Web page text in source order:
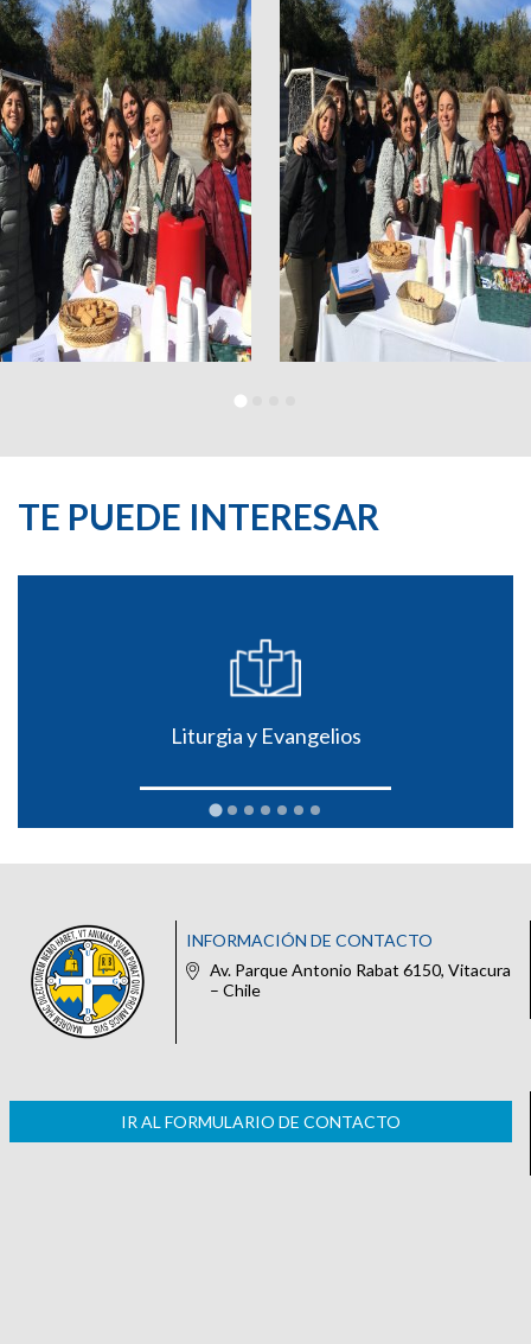
TE PUEDE INTERESAR
Liturgia y Evangelios
INFORMACIÓN DE CONTACTO
Av. Parque Antonio Rabat 6150, Vitacura
– Chile
IR AL FORMULARIO DE CONTACTO